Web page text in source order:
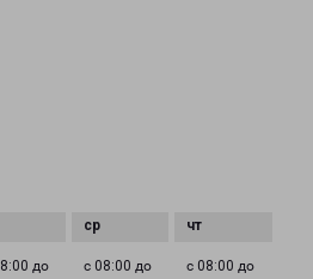
до
с 08:00 до
с 08:00 до